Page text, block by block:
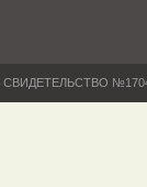
СВИДЕТЕЛЬСТВО